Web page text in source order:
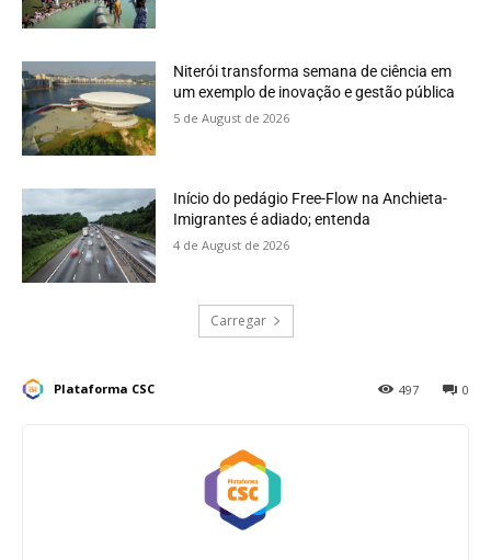
Niterói transforma semana de ciência em
um exemplo de inovação e gestão pública
5 de August de 2026
Início do pedágio Free-Flow na Anchieta-
Imigrantes é adiado; entenda
4 de August de 2026
Carregar
Plataforma CSC 0
497